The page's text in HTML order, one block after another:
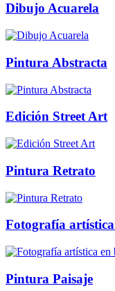
Dibujo Acuarela
Pintura Abstracta
Edición Street Art
Pintura Retrato
Fotografía
Pintura Paisaje